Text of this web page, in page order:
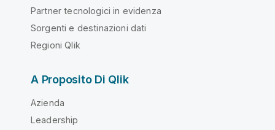
Partner tecnologici in evidenza
Sorgenti e destinazioni dati
Regioni Qlik
A Proposito Di Qlik
Azienda
Leadership